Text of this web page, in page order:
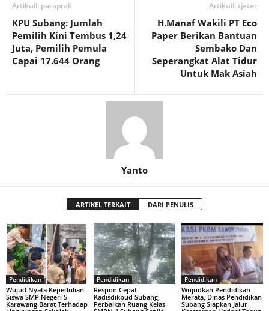
Artikulli paraprak
KPU Subang: Jumlah
Pemilih Kini Tembus 1,24
Juta, Pemilih Pemula
Capai 17.644 Orang
Artikulli tjetër
H.Manaf Wakili PT Eco
Paper Berikan Bantuan
Sembako Dan
Seperangkat Alat Tidur
Untuk Mak Asiah
Yanto
ARTIKEL TERKAIT DARI PENULIS
Pendidikan
Wujud Nyata Kepedulian
Siswa SMP Negeri 5
Karawang Barat Terhadap
Pendidikan
Respon Cepat
Kadisdikbud Subang,
Perbaikan Ruang Kelas
Pendidikan
Wujudkan Pendidikan
Merata, Dinas Pendidikan
Subang Siapkan Jalur